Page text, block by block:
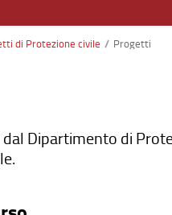
di Protezione civile / Progetti
Dipartimento di